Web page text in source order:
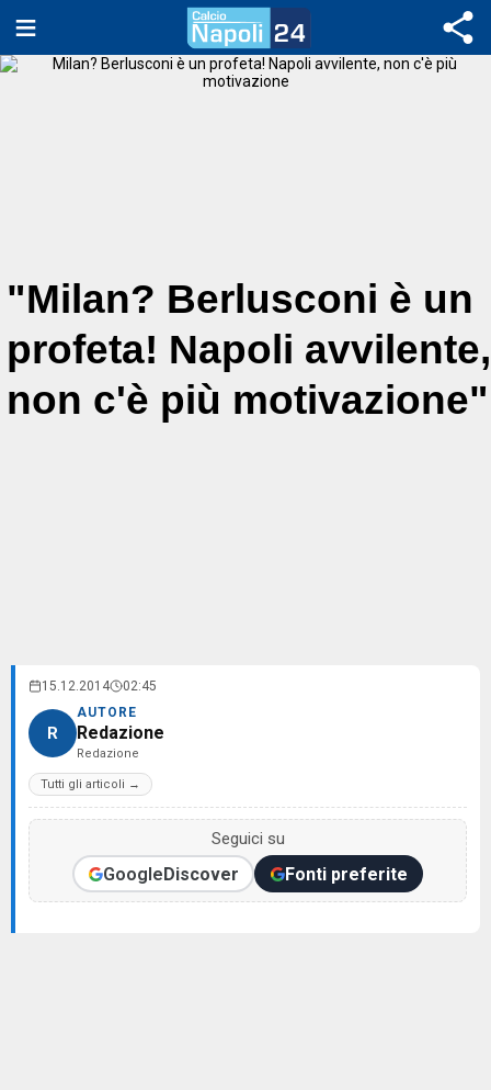
"Milan? Berlusconi è un
profeta! Napoli avvilente,
non c'è più motivazione"
15.12.2014 02:45
R
AUTORE
Redazione
Redazione
Tutti gli articoli →
Seguici su
GoogleDiscover Fonti preferite